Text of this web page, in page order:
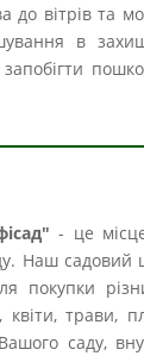
до вітрів та
в
- це
Наш садовий
покупки
трави,
саду,